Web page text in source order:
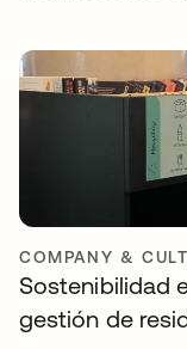
COMPANY &
Sostenibilidad
gestión de